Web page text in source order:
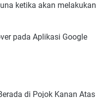
ketika akan melakukan
pada Aplikasi Google
di Pojok Kanan Atas